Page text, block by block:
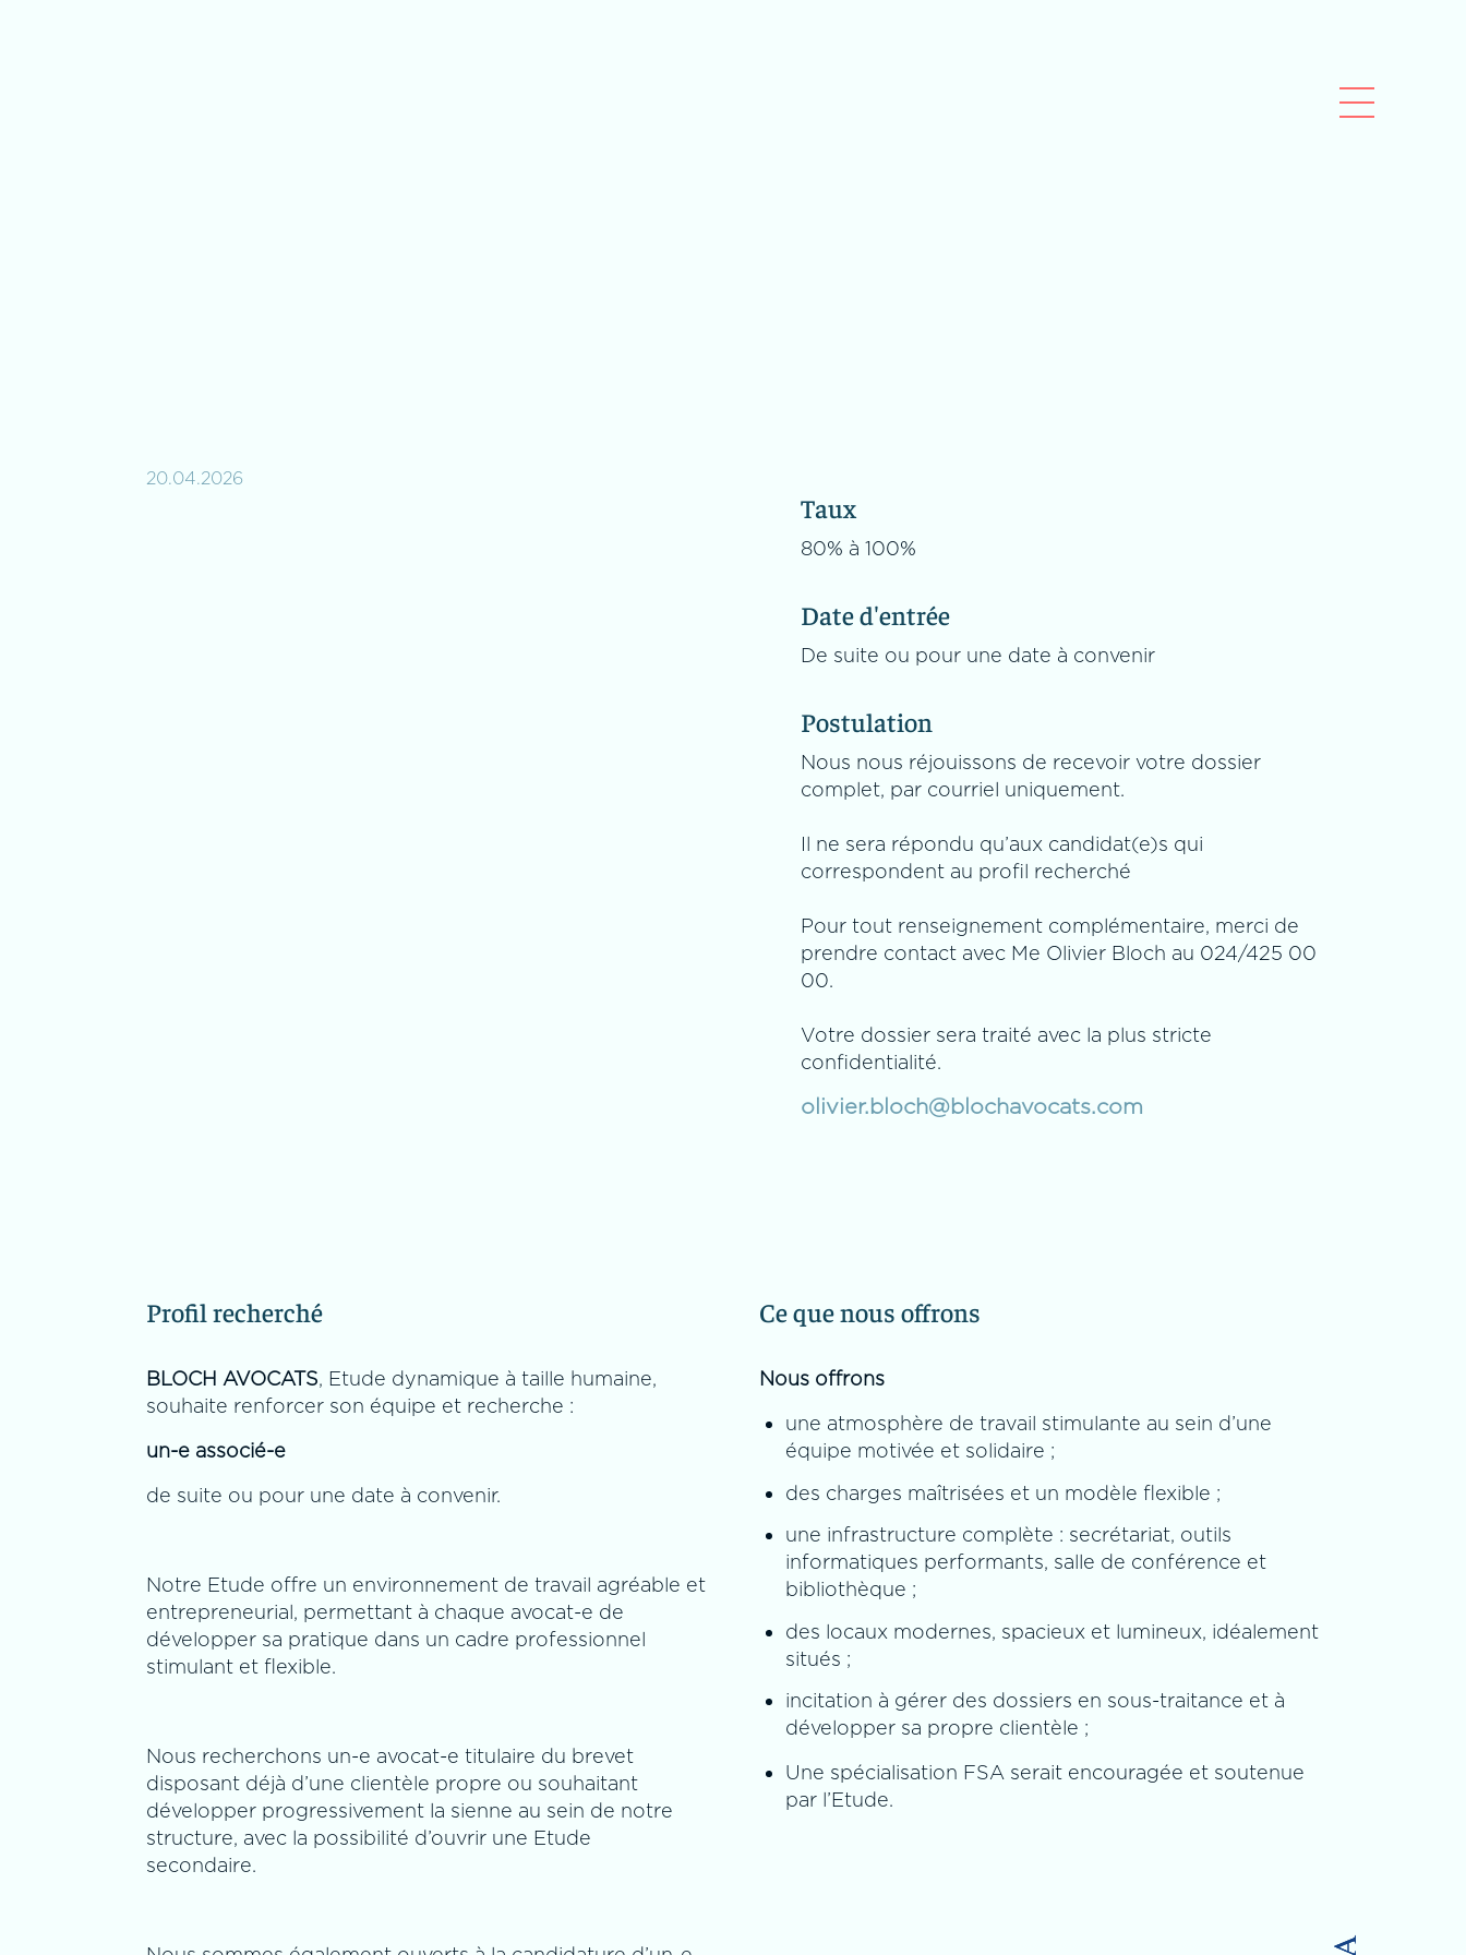
20.04.2026
Taux
80% à 100%
Date d'entrée
De suite ou pour une date à convenir
Postulation
Nous nous réjouissons de recevoir votre dossier
complet, par courriel uniquement.
Il ne sera répondu qu’aux candidat(e)s qui
correspondent au profil recherché
Pour tout renseignement complémentaire, merci de
prendre contact avec Me Olivier Bloch au 024/425 00
00.
Votre dossier sera traité avec la plus stricte
confidentialité.
olivier.bloch@blochavocats.com
Profil recherché
BLOCH AVOCATS, Etude dynamique à taille humaine,
souhaite renforcer son équipe et recherche :
un-e associé-e
de suite ou pour une date à convenir.
Notre Etude offre un environnement de travail agréable et
entrepreneurial, permettant à chaque avocat-e de
développer sa pratique dans un cadre professionnel
stimulant et flexible.
Nous recherchons un-e avocat-e titulaire du brevet
disposant déjà d’une clientèle propre ou souhaitant
développer progressivement la sienne au sein de notre
structure, avec la possibilité d’ouvrir une Etude
secondaire.
Ce que nous offrons
Nous offrons
une atmosphère de travail stimulante au sein d’une
équipe motivée et solidaire ;
des charges maîtrisées et un modèle flexible ;
une infrastructure complète : secrétariat, outils
informatiques performants, salle de conférence et
bibliothèque ;
des locaux modernes, spacieux et lumineux, idéalement
situés ;
incitation à gérer des dossiers en sous-traitance et à
développer sa propre clientèle ;
Une spécialisation FSA serait encouragée et soutenue
par l’Etude.